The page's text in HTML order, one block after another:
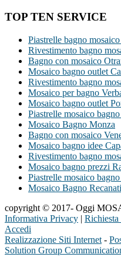
TOP TEN SERVICE
Piastrelle bagno
Rivestimento bagno
Bagno con mosaico
Mosaico bagno outlet
Rivestimento bagno
Mosaico per bagno
Mosaico bagno outlet
Piastrelle mosaico
Mosaico Bagno Monza
Bagno con mosaico
Mosaico bagno idee
Rivestimento bagno
Mosaico bagno prezzi
Piastrelle mosaico
Mosaico Bagno Recanati
copyright © 2017- Oggi
Informativa Privacy |
Accedi
Realizzazione Siti Internet -
Solution Group